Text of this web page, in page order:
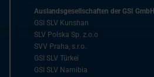
Auslandsgesellschaften der GSI GmbH
GSI SLV Kunshan
SLV Polska Sp. z.o.o
SVV Praha, s.r.o.
GSI SLV Türkei
GSI SLV Namibia